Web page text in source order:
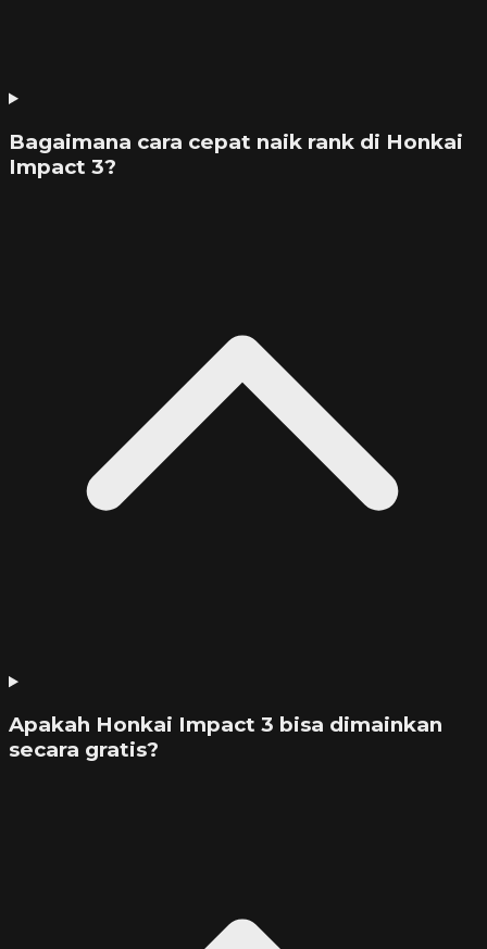
Bagaimana cara cepat naik rank di Honkai
Impact 3?
Apakah Honkai Impact 3 bisa dimainkan
secara gratis?